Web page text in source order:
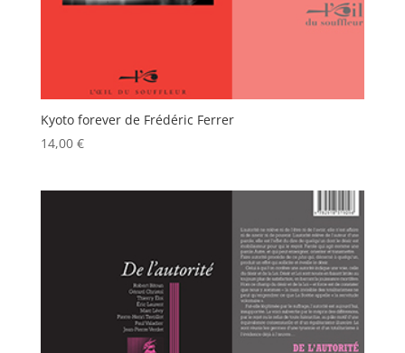
Kyoto forever de Frédéric Ferrer
14,00 €